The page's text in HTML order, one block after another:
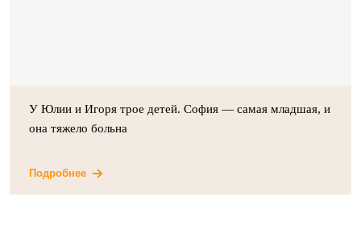
У Юлии и Игоря трое детей. София — самая младшая, и
она тяжело больна
Подробнее